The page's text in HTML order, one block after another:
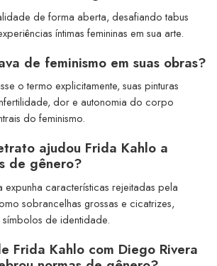
de forma aberta, desafiando tabus
íntimas femininas em sua arte.
de feminismo em suas obras?
o termo explicitamente, suas pinturas
dor e autonomia do corpo
do feminismo.
ajudou Frida Kahlo a
de gênero?
expunha características rejeitadas pela
sobrancelhas grossas e cicatrizes,
de identidade.
Frida Kahlo com Diego Rivera